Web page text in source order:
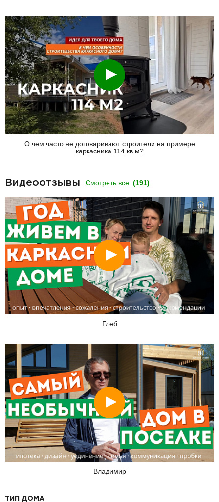
Смотреть
О чем часто не договаривают строители на примере
каркасника 114 кв.м?
Видеоотзывы Смотреть все (191)
Смотреть
Глеб
Смотреть
Владимир
ТИП ДОМА